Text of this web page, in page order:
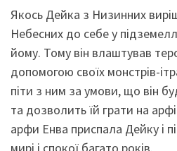
Якось Дейка з Низинних
Небесних до себе у
йому. Тому він влаштував
допомогою своїх монстрів-
піти з ним за умови, що він
та дозволить їй грати на
арфи Енва приспала Дейку і